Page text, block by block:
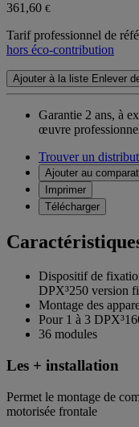
361,60 €
Tarif professionnel de
hors éco-contribution
Ajouter à la liste Enlever
Garantie 2 ans, à
œuvre
Trouver un
Ajouter au
Imprimer
Télécharger
Dispositif de
DPX³250 version
Montage des
Pour 1 à 3
36 modules
Les + installation
Permet le montage de
motorisée frontale